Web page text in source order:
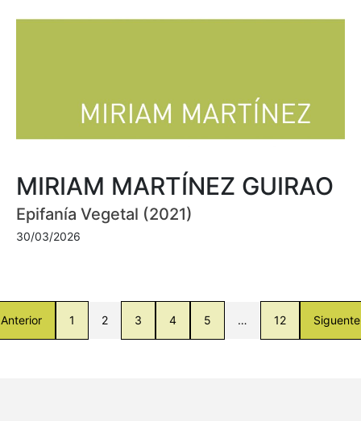
MIRIAM MARTÍNEZ GUIRAO
Epifanía Vegetal (2021)
30/03/2026
Anterior 1 2 3 4 5 … 12 Siguente